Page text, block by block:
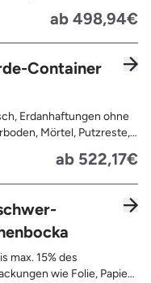
Mauerwerk, Zement und
ab 498,94€
Container
Erdanhaftungen ohne
Mörtel, Putzreste,
ab 522,17€
max. 15% des
wie Folie, Papier,